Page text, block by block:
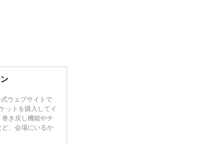
ウェブサイトで
ットを購入してイ
き戻し機能やチ
、会場にいるか